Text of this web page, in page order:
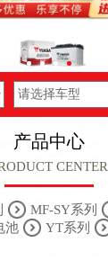
产品中心
CENTER
MF-SY系列
池 YT系列